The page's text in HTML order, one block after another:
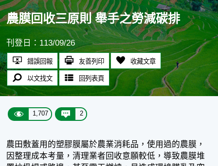
農膜回收三原則 舉手之勞減碳排
刊登日：113/09/26
錯誤回報 友善列印 收藏文章
以文找文 回列表頁
1,707 2
農田敷蓋用的塑膠膜屬於農業消耗品，使用過的農膜，
因整理成本考量，清理業者回收意願較低，導致農膜堆